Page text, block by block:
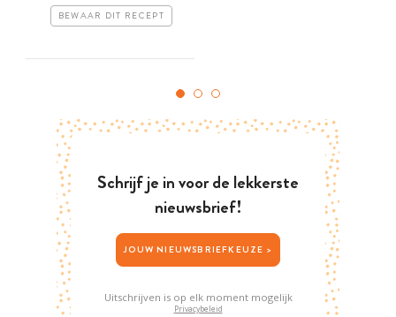
BEWAAR DIT RECEPT
Schrijf je in voor de lekkerste
nieuwsbrief!
JOUW NIEUWSBRIEFKEUZE >
Uitschrijven is op elk moment mogelijk
Privacybeleid